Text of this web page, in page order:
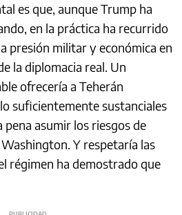
es que, aunque Trump ha
en la práctica ha recurrido
presión militar y económica en
la diplomacia real. Un
ofrecería a Teherán
suficientemente sustanciales
asumir los riesgos de
Y respetaría las
régimen ha demostrado que